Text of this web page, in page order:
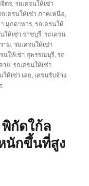
จิตร,รถเครนให้เช่า
ถเครนให้เช่า ภาคเหนือ,
มุกดาหาร,รถเครนให้
ให้เช่า ราชบุรี,รถเครน
าม,รถเครนให้เช่า
นให้เช่า สุพรรณบุรี,รถ
าย,รถเครนให้เช่า
ให้เช่า เลย, เครนรับจ้าง,
on
ให้
เช่า
พิกัด
พิกัดใก้ล
นักขึ้นที่สูง